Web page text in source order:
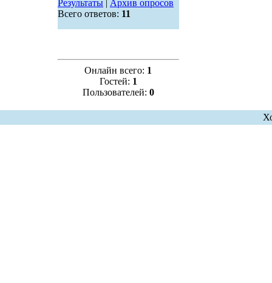
Результаты| Архив опросов
Всего ответов: 11
Онлайн всего: 1
Гостей: 1
Пользователей: 0